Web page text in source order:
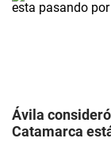
Ávila
Catamarca